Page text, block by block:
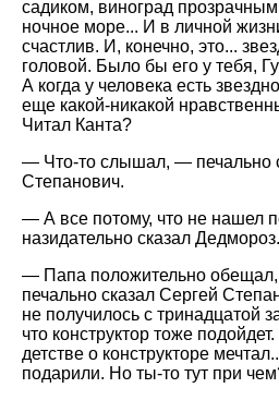
садиком, виноград
ночное море... И в личной
счастлив. И, конечно, это...
головой. Было бы его у тебя,
А когда у человека есть
еще какой-никакой
Читал Канта?
— Что-то слышал, — печально
Степанович.
— А все потому, что не нашел
назидательно сказал Дедмороз.
— Папа положительно обещал,
печально сказал Сергей
не получилось с тринадцатой
что конструктор тоже
детстве о конструкторе
подарили. Но ты-то тут при